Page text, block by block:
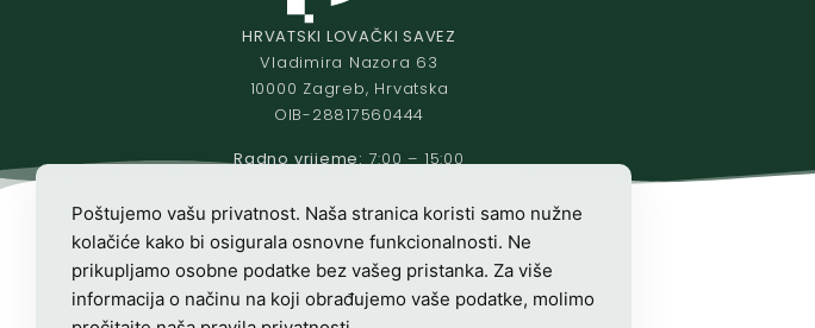
HRVATSKI LOVAČKI SAVEZ
Vladimira Nazora 63
10000 Zagreb, Hrvatska
OIB-28817560444
Radno vrijeme:7:00 – 15:00
Poštujemo vašu privatnost. Naša stranica koristi samo nužne
kolačiće kako bi osigurala osnovne funkcionalnosti. Ne
prikupljamo osobne podatke bez vašeg pristanka. Za više
informacija o načinu na koji obrađujemo vaše podatke, molimo